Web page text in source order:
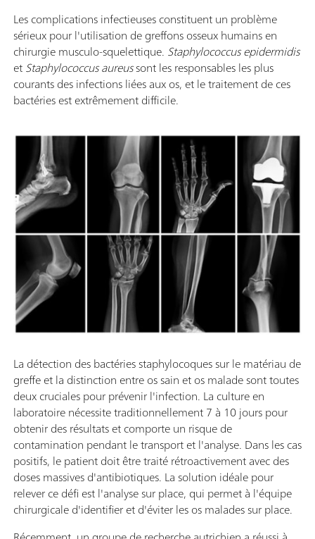
Les complications infectieuses constituent un problème
sérieux pour l'utilisation de greffons osseux humains en
chirurgie musculo-squelettique. Staphylococcus epidermidis
etStaphylococcus aureussont les responsables les plus
courants des infections liées aux os, et le traitement de ces
bactéries est extrêmement difficile.
La détection des bactéries staphylocoques sur le matériau de
greffe et la distinction entre os sain et os malade sont toutes
deux cruciales pour prévenir l'infection. La culture en
laboratoire nécessite traditionnellement 7 à 10 jours pour
obtenir des résultats et comporte un risque de
contamination pendant le transport et l'analyse. Dans les cas
positifs, le patient doit être traité rétroactivement avec des
doses massives d'antibiotiques. La solution idéale pour
relever ce défi est l'analyse sur place, qui permet à l'équipe
chirurgicale d'identifier et d'éviter les os malades sur place.